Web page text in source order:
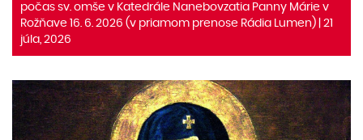
počas sv. omše v Katedrále Nanebovzatia Panny Márie v
Rožňave 16. 6. 2026 (v priamom prenose Rádia Lumen) | 21
júla, 2026